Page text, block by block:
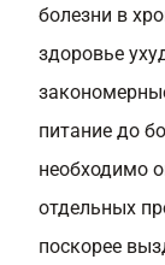
болезни в
здоровье
питание до
необходимо
отдельных
поскорее